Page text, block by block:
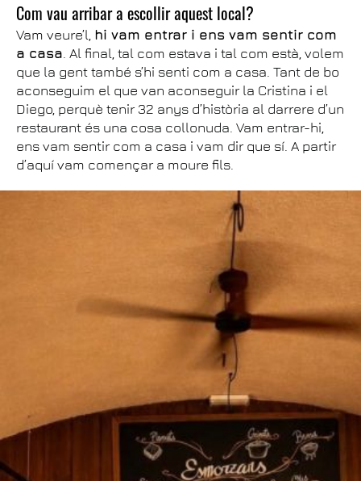
Com vau arribar a escollir aquest local?
Vam veure’l, hi vam entrar i ens vam sentir com
a casa. Al final, tal com estava i tal com està, volem
que la gent també s’hi senti com a casa. Tant de bo
aconseguim el que van aconseguir la Cristina i el
Diego, perquè tenir 32 anys d’història al darrere d’un
restaurant és una cosa collonuda. Vam entrar-hi,
ens vam sentir com a casa i vam dir que sí. A partir
d’aquí vam començar a moure fils.